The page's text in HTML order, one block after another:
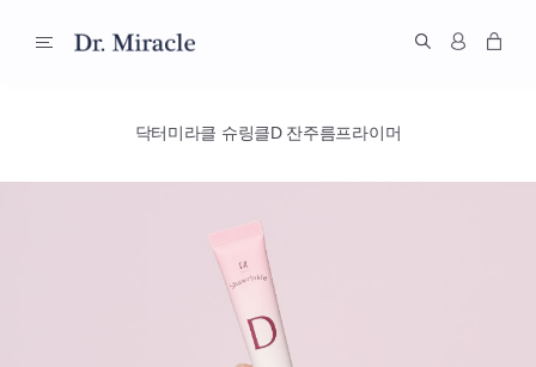
닥터미라클 슈링클D 잔주름프라이머